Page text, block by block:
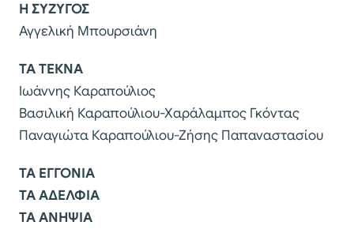
Η ΣΥΖΥΓΟΣ
Αγγελική Μπουρσιάνη
ΤΑ ΤΕΚΝΑ
Ιωάννης Καραπούλιος
Βασιλική Καραπούλιου-Χαράλαμπος Γκόντας
Παναγιώτα Καραπούλιου-Ζήσης Παπαναστασίου
ΤΑ ΕΓΓΟΝΙΑ
ΤΑ ΑΔΕΛΦΙΑ
ΤΑ ΑΝΗΨΙΑ